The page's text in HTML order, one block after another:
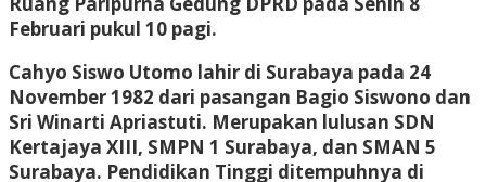
Februari pukul 10 pagi.
Cahyo Siswo Utomo lahir di Surabaya pada 24
November 1982 dari pasangan Bagio Siswono dan
Sri Winarti Apriastuti. Merupakan lulusan SDN
Kertajaya XIII, SMPN 1 Surabaya, dan SMAN 5
Surabaya. Pendidikan Tinggi ditempuhnya di